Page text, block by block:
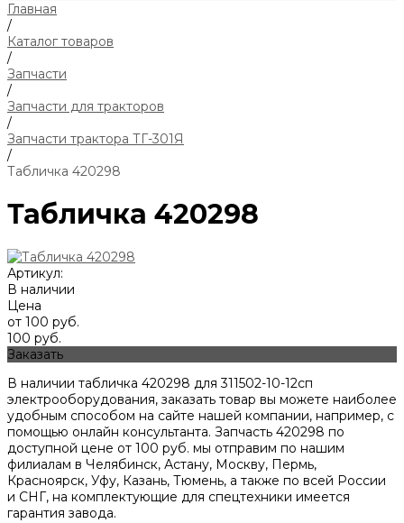
Главная
/
Каталог товаров
/
Запчасти
/
Запчасти для тракторов
/
Запчасти трактора ТГ-301Я
/
Табличка 420298
Табличка 420298
Артикул:
В наличии
Цена
от 100 руб.
100 руб.
Заказать
В наличии табличка 420298 для 311502-10-12сп
электрооборудования, заказать товар вы можете наиболее
удобным способом на сайте нашей компании, например, с
помощью онлайн консультанта. Запчасть 420298 по
доступной цене от 100 руб. мы отправим по нашим
филиалам в Челябинск, Астану, Москву, Пермь,
Красноярск, Уфу, Казань, Тюмень, а также по всей России
и СНГ, на комплектующие для спецтехники имеется
гарантия завода.